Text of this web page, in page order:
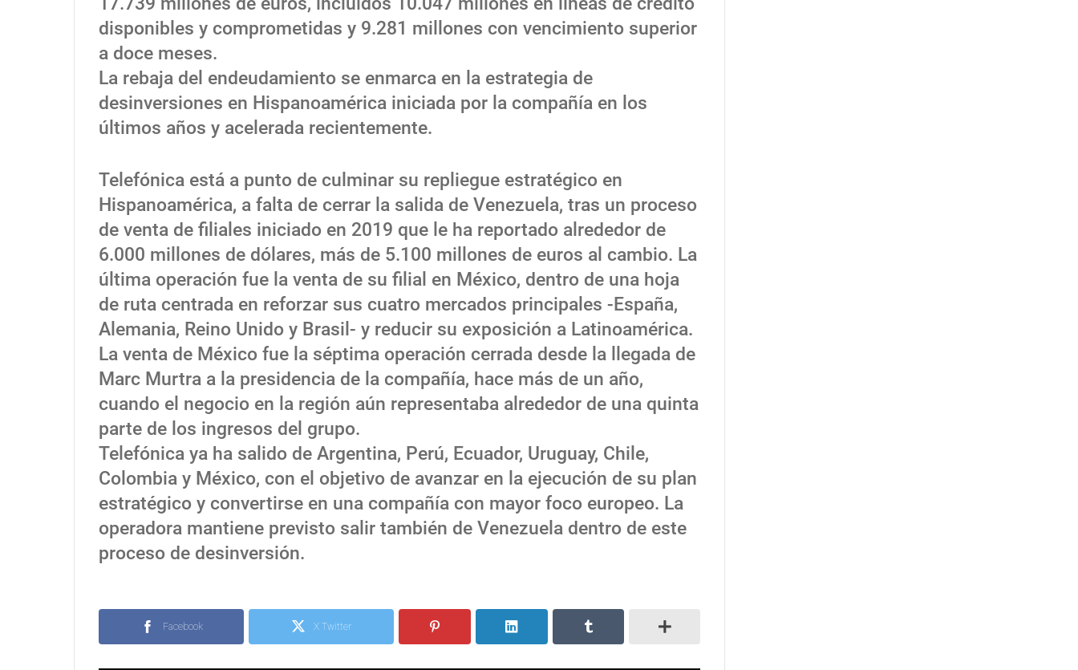
disponibles y comprometidas y 9.281 millones con vencimiento superior
a doce meses.
La rebaja del endeudamiento se enmarca en la estrategia de
desinversiones en Hispanoamérica iniciada por la compañía en los
últimos años y acelerada recientemente.
Telefónica está a punto de culminar su repliegue estratégico en
Hispanoamérica, a falta de cerrar la salida de Venezuela, tras un proceso
de venta de filiales iniciado en 2019 que le ha reportado alrededor de
6.000 millones de dólares, más de 5.100 millones de euros al cambio. La
última operación fue la venta de su filial en México, dentro de una hoja
de ruta centrada en reforzar sus cuatro mercados principales -España,
Alemania, Reino Unido y Brasil- y reducir su exposición a Latinoamérica.
La venta de México fue la séptima operación cerrada desde la llegada de
Marc Murtra a la presidencia de la compañía, hace más de un año,
cuando el negocio en la región aún representaba alrededor de una quinta
parte de los ingresos del grupo.
Telefónica ya ha salido de Argentina, Perú, Ecuador, Uruguay, Chile,
Colombia y México, con el objetivo de avanzar en la ejecución de su plan
estratégico y convertirse en una compañía con mayor foco europeo. La
operadora mantiene previsto salir también de Venezuela dentro de este
proceso de desinversión.
Facebook X Twitter